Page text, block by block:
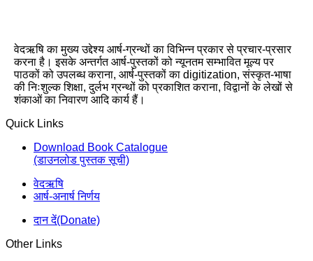
वेदऋषि का मुख्य उद्देश्य आर्ष-ग्रन्थों का विभिन्न प्रकार से प्रचार-प्रसार
करना है। इसके अन्तर्गत आर्ष-पुस्तकों को न्यूनतम सम्भावित मूल्य पर
पाठकों को उपलब्ध कराना, आर्ष-पुस्तकों का digitization, संस्कृत-भाषा
की निःशुल्क शिक्षा, दुर्लभ ग्रन्थों को प्रकाशित कराना, विद्वानों के लेखों से
शंकाओं का निवारण आदि कार्य हैं।
Quick Links
Download Book Catalogue
(डाउनलोड पुस्तक सूची)
वेदऋषि
आर्ष-अनार्ष निर्णय
दान दें(Donate)
Other Links